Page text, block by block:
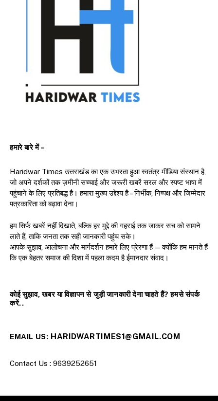
हमारे बारे में –
Haridwar Times उत्तराखंड का एक उभरता हुआ स्वतंत्र मीडिया संस्थान है,
जो अपने दर्शकों तक ज़मीनी सच्चाई और जरूरी खबरें सरल और स्पष्ट भाषा में
पहुंचाने के लिए प्रतिबद्ध है। हमारा मुख्य उद्देश्य है – निर्भीक, निष्पक्ष और जिम्मेदार
पत्रकारिता को बढ़ावा देना।
हम सिर्फ खबरें नहीं दिखाते, बल्कि हर मुद्दे की गहराई तक जाकर सच को सामने
लाते हैं, ताकि जनता तक सही जानकारी पहुंच सके।
आपके सुझाव, आलोचना और मार्गदर्शन हमारे लिए प्रेरणा हैं — क्योंकि हम मानते हैं
कि एक बेहतर समाज की दिशा में पहला कदम है ईमानदार संवाद।
कोई सुझाव, खबर या विज्ञापन से जुड़ी जानकारी देना चाहते हैं? हमसे संपर्क
करें..
EMAIL US: HARIDWARTIMES1@GMAIL.COM
Contact Us : 9639252651